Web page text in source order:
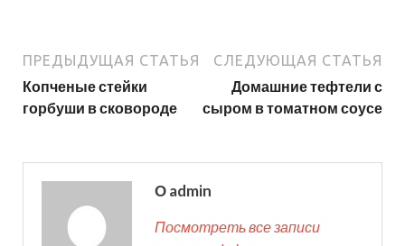
ПРЕДЫДУЩАЯ СТАТЬЯ
Копченые стейки
горбуши в сковороде
СЛЕДУЮЩАЯ СТАТЬЯ
Домашние тефтели с
сыром в томатном соусе
О admin
Посмотреть все записи